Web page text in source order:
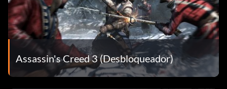
Assassin's Creed 3 (Desbloqueador)